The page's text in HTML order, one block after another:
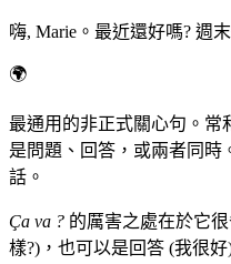
嗨, Marie。最近還好嗎? 週
🌍
最通用的非正式關心句。常
是問題、回答，或兩者同時
話。
Ça va ? 的厲害之處在於它
樣?)，也可以是回答 (我很